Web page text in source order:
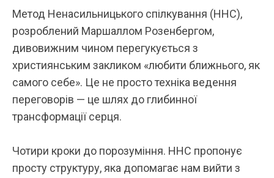
Метод Ненасильницького спілкування (ННС),
розроблений Маршаллом Розенбергом,
дивовижним чином перегукується з
християнським закликом «любити ближнього, як
самого себе». Це не просто техніка ведення
переговорів — це шлях до глибинної
трансформації серця.
Чотири кроки до порозуміння. ННС пропонує
просту структуру, яка допомагає нам вийти з